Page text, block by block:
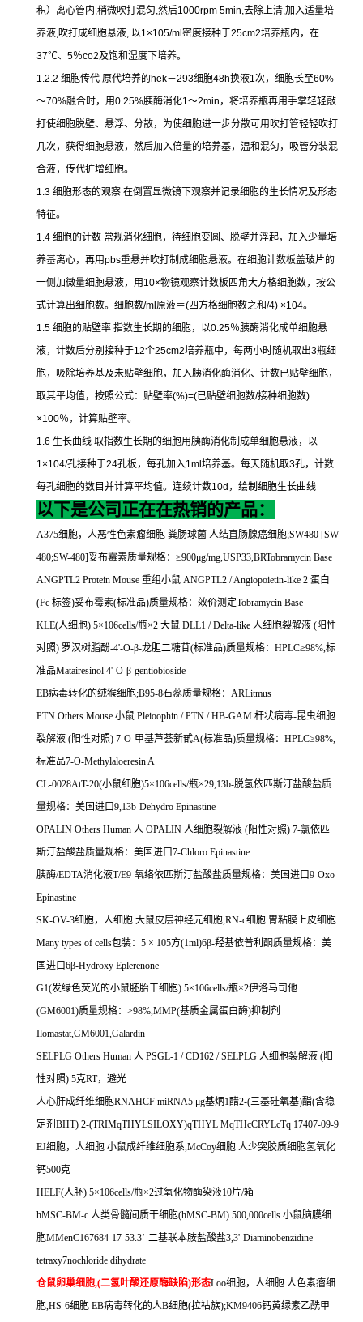
积）离心管内,稍微吹打混匀,然后1000rpm 5min,去除上清,加入适量培
养液,吹打成细胞悬液, 以1×105/ml 密度接种于25cm2培养瓶内，在
37℃、 5％co2及饱和湿度下培养。
1.2.2 细胞传代 原代培养的hek－293细胞48h换液1次，细胞长至60%
～70%融合时，用0.25%胰酶消化1～2min ，将培养瓶再用手掌轻轻敲
打使细胞脱壁、悬浮、分散，为使细胞进一步分散可用吹打管轻轻吹打
几次，获得细胞悬液，然后加入倍量的培养基，温和混匀，吸管分装混
合液，传代扩增细胞。
1.3 细胞形态的观察 在倒置显微镜下观察并记录细胞的生长情况及形态
特征。
1.4 细胞的计数 常规消化细胞，待细胞变圆、脱壁并浮起，加入少量培
养基离心，再用pbs重悬并吹打制成细胞悬液。在细胞计数板盖玻片的
一侧加微量细胞悬液，用 10×物镜观察计数板四角大方格细胞数，按公
式计算出细胞数。细胞数/ml 原液＝(四方格细胞数之和/4) ×104。
1.5 细胞的贴壁率 指数生长期的细胞，以0.25％胰酶消化成单细胞悬
液，计数后分别接种于12个25cm2培养瓶中，每两小时随机取出3瓶细
胞，吸除培养基及未贴壁细胞，加入胰消化酶消化、计数已贴壁细胞，
取其平均值，按照公式：贴壁率(%)=(已贴壁细胞数/接种细胞数)
×100％，计算贴壁率。
1.6 生长曲线 取指数生长期的细胞用胰酶消化制成单细胞悬液，以
1×104/孔接种于24孔板，每孔加入1ml 培养基。每天随机取3孔，计数
每孔细胞的数目并计算平均值。连续计数10d ，绘制细胞生长曲线
以下是公司正在在热销的产品：
A375细胞，人恶性色素瘤细胞 粪肠球菌 人结直肠腺癌细胞;SW480 [SW
480;SW-480]妥布霉素质量规格：≥900μg/mg,USP33,BRTobramycin Base
ANGPTL2 Protein Mouse 重组小鼠 ANGPTL2 / Angiopoietin-like 2 蛋白
(Fc 标签)妥布霉素(标准品)质量规格：效价测定Tobramycin Base
KLE(人细胞) 5×106cells/瓶×2 大鼠 DLL1 / Delta-like 人细胞裂解液 (阳性
对照) 罗汉树脂酚-4'-O-β-龙胆二糖苷(标准品)质量规格： HPLC≥98%,标
准品Matairesinol 4'-O-β-gentiobioside
EB病毒转化的绒猴细胞;B95-8石蕊质量规格： ARLitmus
PTN Others Mouse 小鼠 Pleioophin / PTN / HB-GAM 杆状病毒-昆虫细胞
裂解液 (阳性对照) 7-O-甲基芦荟新甙A(标准品)质量规格： HPLC≥98%,
标准品7-O-Methylaloeresin A
CL-0028AtT-20(小鼠细胞)5×106cells/瓶×29,13b-脱氢依匹斯汀盐酸盐质
量规格：美国进口9,13b-Dehydro Epinastine
OPALIN Others Human 人 OPALIN 人细胞裂解液 (阳性对照) 7-氯依匹
斯汀盐酸盐质量规格：美国进口7-Chloro Epinastine
胰酶/EDTA消化液T/E9-氧络依匹斯汀盐酸盐质量规格：美国进口9-Oxo
Epinastine
SK-OV-3细胞，人细胞 大鼠皮层神经元细胞,RN-c细胞 胃粘膜上皮细胞
Many types of cells包装： 5 × 105方(1ml)6β-羟基依普利酮质量规格：美
国进口6β-Hydroxy Eplerenone
G1(发绿色荧光的小鼠胚胎干细胞) 5×106cells/瓶×2伊洛马司他
(GM6001)质量规格： >98%,MMP(基质金属蛋白酶)抑制剂
Ilomastat,GM6001,Galardin
SELPLG Others Human 人 PSGL-1 / CD162 / SELPLG 人细胞裂解液 (阳
性对照) 5克RT，避光
人心肝成纤维细胞RNAHCF miRNA5 μg基炳1醋2-(三基硅氧基)酯(含稳
定剂 BHT) 2-(TRIMqTHYLSILOXY)qTHYL MqTHcCRYLcTq 17407-09-9
EJ细胞，人细胞 小鼠成纤维细胞系,McCoy细胞 人少突胶质细胞氢氧化
钙500克
HELF(人胚) 5×106cells/瓶×2过氧化物酶染液10片/箱
hMSC-BM-c 人类骨髓间质干细胞(hMSC-BM) 500,000cells 小鼠脑膜细
胞MMenC167684-17-53.3’-二基联本胺盐酸盐3,3'-Diaminobenzidine
tetraxy7nochloride dihydrate
仓鼠卵巢细胞,(二氢叶酸还原酶缺陷)形态Loo细胞，人细胞 人色素瘤细
胞,HS-6细胞 EB病毒转化的人B细胞(拉祜族);KM9406钙黄绿素乙酰甲